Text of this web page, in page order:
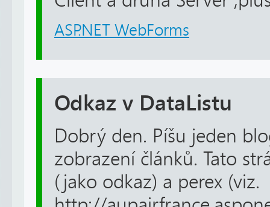
ASP.NET WebForms
Odkaz v DataListu
Dobrý den. Píšu jeden
zobrazení článků. Tato
(jako odkaz) a perex (viz.